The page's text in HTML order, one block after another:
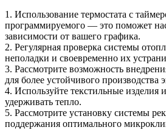
1. Использование термостата с
программируемого — это поможет
зависимости от вашего графика.
2. Регулярная проверка системы
неполадки и своевременно их
3. Рассмотрите возможность
для более устойчивого производства
4. Используйте текстильные изделия
удерживать тепло.
5. Рассмотрите установку системы
поддержания оптимального